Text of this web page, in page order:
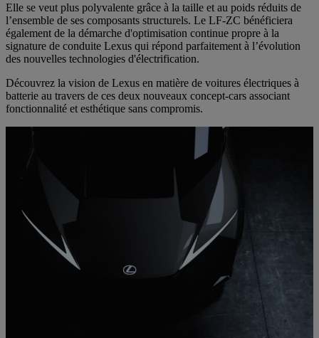
Elle se veut plus polyvalente grâce à la taille et au poids réduits de
l’ensemble de ses composants structurels. Le LF-ZC bénéficiera
également de la démarche d'optimisation continue propre à la
signature de conduite Lexus qui répond parfaitement à l’évolution
des nouvelles technologies d'électrification.
Découvrez la vision de Lexus en matière de voitures électriques à
batterie au travers de ces deux nouveaux concept-cars associant
fonctionnalité et esthétique sans compromis.